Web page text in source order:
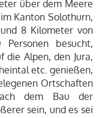
über dem Meere
Kanton Solothurn,
8 Kilometer von
besucht,
die Alpen, den Jura,
etc. genießen,
Ortschaften
dem Bau der
sein, und es sei